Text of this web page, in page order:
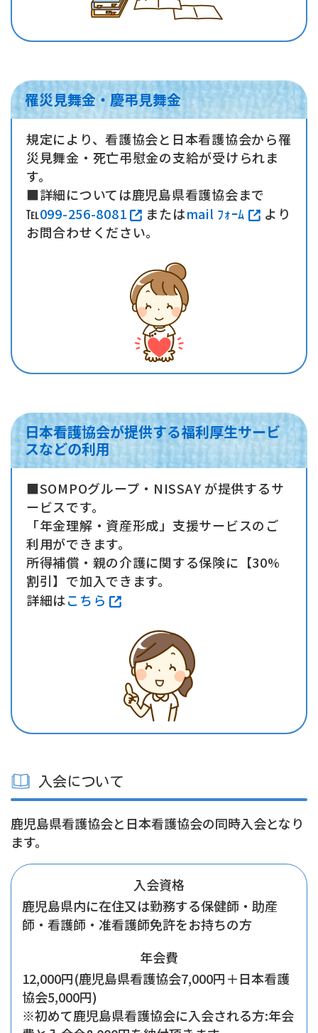
罹災見舞金・慶弔見舞金
規定により、看護協会と日本看護協会から罹
災見舞金・死亡弔慰金の支給が受けられま
す。
■詳細については鹿児島県看護協会まで
℡099-256-8081 またはmail ﾌｫｰﾑ
より
お問合わせください。
日本看護協会が提供する福利厚生サービ
スなどの利用
■SOMPOグループ・NISSAY が提供するサ
ービスです。
「年金理解・資産形成」支援サービスのご
利用ができます。
所得補償・親の介護に関する保険に【30%
割引】で加入できます。
詳細はこちら
入会について
鹿児島県看護協会と日本看護協会の同時入会となり
ます。
入会資格
鹿児島県内に在住又は勤務する保健師・助産
師・看護師・准看護師免許をお持ちの方
年会費
12,000円(鹿児島県看護協会7,000円＋日本看護
協会5,000円)
※初めて鹿児島県看護協会に入会される方:年会